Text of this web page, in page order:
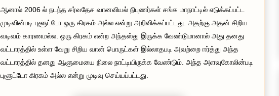
ஆனால் 2006 ல் நடந்த சர்வதேச வானவியல் நிபுணர்கள் சங்க மாநாட்டில் எடுக்கப்பட்ட
முடிவின்படி புளூட்டோ ஒரு கிரகம் அல்ல என்று அறிவிக்கப்பட்டது. அதற்கு அதன் சிறிய
வடிவம் காரணமல்ல. ஒரு கிரகம் என்ற அந்தஸ்து இருக்க வேண்டுமானால் அது தனது
வட்டாரத்தில் உள்ள வேறு சிறிய வான் பொருட்கள் இல்லாதபடி அவற்றை ஈர்த்து அந்த
வட்டாரத்தில் தனது ஆளுமையை நிலை நாட்டியிருக்க வேண்டும். அந்த அளவுகோலின்படி
புளூட்டோ கிரகம் அல்ல என்று முடிவு செய்யப்பட்டது.